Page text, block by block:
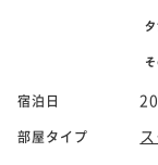
宿泊日
部屋タイプ